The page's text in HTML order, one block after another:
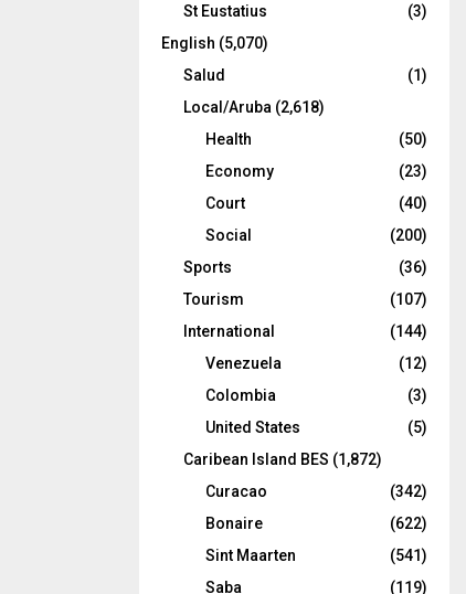
St Eustatius
(3)
English (5,070)
Salud
(1)
Local/Aruba (2,618)
Health
(50)
Economy
(23)
Court
(40)
Social
(200)
Sports
(36)
Tourism
(107)
International
(144)
Venezuela
(12)
Colombia
(3)
United States
(5)
Caribean Island BES (1,872)
Curacao
(342)
Bonaire
(622)
Sint Maarten
(541)
Saba
(119)